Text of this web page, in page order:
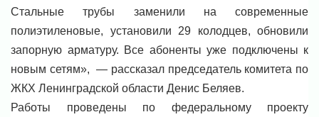
Стальные трубы заменили на современные
полиэтиленовые, установили 29 колодцев, обновили
запорную арматуру. Все абоненты уже подключены к
новым сетям», — рассказал председатель комитета по
ЖКХ Ленинградской области Денис Беляев.
Работы проведены по федеральному проекту